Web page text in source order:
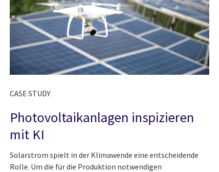
CASE STUDY
Photovoltaikanlagen inspizieren
mit KI
Solarstrom spielt in der Klimawende eine entscheidende
Rolle. Um die für die Produktion notwendigen